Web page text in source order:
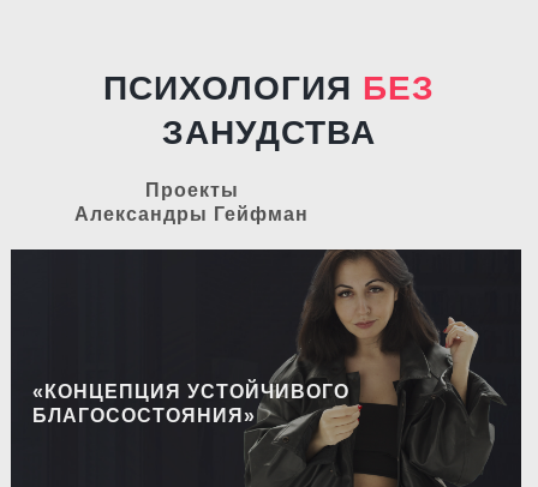
«КОНЦЕПЦИЯ УСТОЙЧИВОГО
БЛАГОСОСТОЯНИЯ»
Проекты
Александры Гейфман
ПСИХОЛОГИЯ БЕЗ
ЗАНУДСТВА